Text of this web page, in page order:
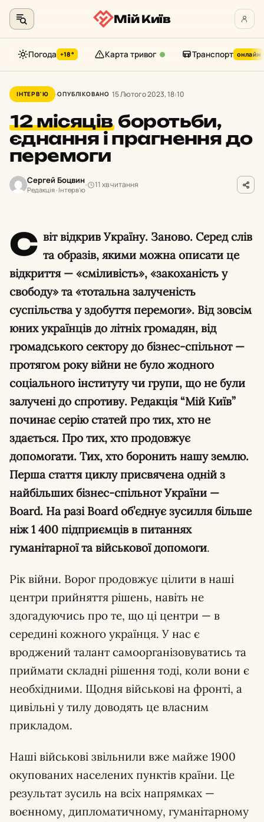
до
контенту
Мій Київ
Погода +18° Карта тривог Транспорт онлайн
ІНТЕРВ'Ю ОПУБЛІКОВАНО 15 Лютого 2023, 18:10
12 місяцівборотьби,
єднання і прагнення до
перемоги
Сергей Боцвин
Редакція · Інтерв'ю
11 хв читання
С віт відкрив Україну. Заново. Серед слів
та образів, якими можна описати це
відкриття — «сміливість», «закоханість у
свободу» та «тотальна залученість
суспільства у здобуття перемоги». Від зовсім
юних українців до літніх громадян, від
громадського сектору до бізнес-спільнот —
протягом року війни не було жодного
соціального інституту чи групи, що не були
залучені до спротиву. Редакція “Мій Київ”
починає серію статей про тих, хто не
здається. Про тих, хто продовжує
допомогати. Тих, хто боронить нашу землю.
Перша стаття циклу присвячена одній з
найбільших бізнес-спільнот України —
Board. На разі Board об’єднує зусилля більше
ніж 1 400 підприємців в питаннях
гуманітарної та військової допомоги.
Рік війни. Ворог продовжує цілити в наші
центри прийняття рішень, навіть не
здогадуючись про те, що ці центри — в
середині кожного українця. У нас є
вроджений талант самоорганізовуватись та
приймати складні рішення тоді, коли вони є
необхідними. Щодня військові на фронті, а
цивільні у тилу доводять це власним
прикладом.
Наші військові звільнили вже майже 1900
окупованих населених пунктів країни. Це
результат зусиль на всіх напрямках —
воєнному, дипломатичному, гуманітарному